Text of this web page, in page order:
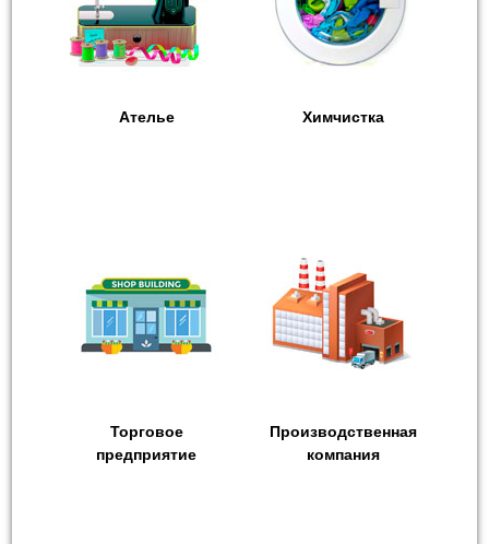
Ателье Химчистка
Торговое
предприятие
Производственная
компания